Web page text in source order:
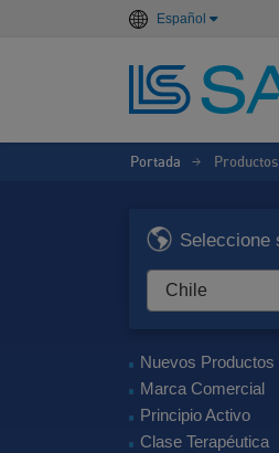
Español
Portada > Productos
Seleccione
Nuevos Productos
Marca Comercial
Principio Activo
Clase Terapéutica